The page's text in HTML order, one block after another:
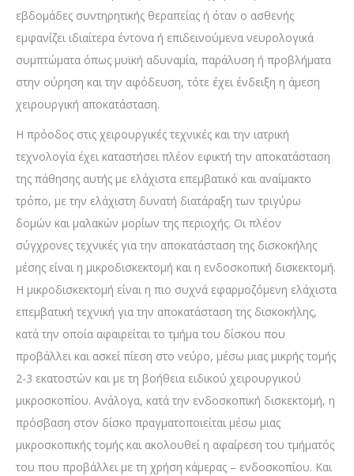
εβδομάδες συντηρητικής θεραπείας ή όταν ο ασθενής
εμφανίζει ιδιαίτερα έντονα ή επιδεινούμενα νευρολογικά
συμπτώματα όπως μυϊκή αδυναμία, παράλυση ή προβλήματα
στην ούρηση και την αφόδευση, τότε έχει ένδειξη η άμεση
χειρουργική αποκατάσταση.
Η πρόοδος στις χειρουργικές τεχνικές και την ιατρική
τεχνολογία έχει καταστήσει πλέον εφικτή την αποκατάσταση
της πάθησης αυτής με ελάχιστα επεμβατικό και αναίμακτο
τρόπο, με την ελάχιστη δυνατή διατάραξη των τριγύρω
δομών και μαλακών μορίων της περιοχής. Οι πλέον
σύγχρονες τεχνικές για την αποκατάσταση της δισκοκήλης
μέσης είναι η μικροδισκεκτομή και η ενδοσκοπική δισκεκτομή.
Η μικροδισκεκτομή είναι η πιο συχνά εφαρμοζόμενη ελάχιστα
επεμβατική τεχνική για την αποκατάσταση της δισκοκήλης,
κατά την οποία αφαιρείται το τμήμα του δίσκου που
προβάλλει και ασκεί πίεση στο νεύρο, μέσω μιας μικρής τομής
2-3 εκατοστών και με τη βοήθεια ειδικού χειρουργικού
μικροσκοπίου. Ανάλογα, κατά την ενδοσκοπική δισκεκτομή, η
πρόσβαση στον δίσκο πραγματοποιείται μέσω μιας
μικροσκοπικής τομής και ακολουθεί η αφαίρεση του τμήματός
του που προβάλλει με τη χρήση κάμερας – ενδοσκοπίου. Και